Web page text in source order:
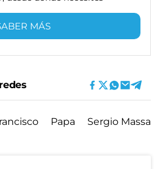
MÁS
Papa Sergio Massa